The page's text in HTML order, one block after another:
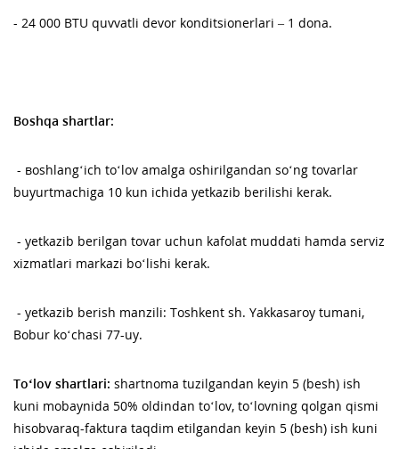
- 24 000 BTU quvvatli devor konditsionerlari – 1 dona.
Boshqa shartlar:
- вoshlang‘ich to‘lov amalga oshirilgandan so‘ng tovarlar
buyurtmachiga 10 kun ichida yetkazib berilishi kerak.
- yetkazib berilgan tovar uchun kafolat muddati hamda serviz
xizmatlari markazi bo‘lishi kerak.
- yetkazib berish manzili: Toshkent sh. Yakkasaroy tumani,
Bobur ko‘chasi 77-uy.
To‘lov shartlari: shartnoma tuzilgandan keyin 5 (besh) ish
kuni mobaynida 50% oldindan to‘lov, to‘lovning qolgan qismi
hisobvaraq-faktura taqdim etilgandan keyin 5 (besh) ish kuni